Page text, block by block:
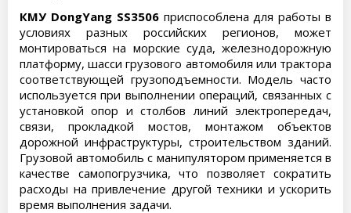
КМУ DongYang SS3506приспособлена для работы в
условиях разных российских регионов, может
монтироваться на морские суда, железнодорожную
платформу, шасси грузового автомобиля или трактора
соответствующей грузоподъемности. Модель часто
используется при выполнении операций, связанных с
установкой опор и столбов линий электропередач,
связи, прокладкой мостов, монтажом объектов
дорожной инфраструктуры, строительством зданий.
Грузовой автомобиль с манипулятором применяется в
качестве самопогрузчика, что позволяет сократить
расходы на привлечение другой техники и ускорить
время выполнения задачи.